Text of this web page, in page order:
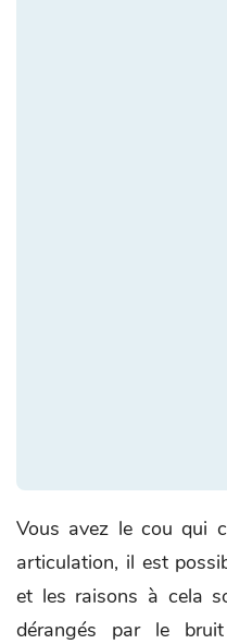
Vous avez le cou qui
articulation, il est
et les raisons à cela
dérangés par le